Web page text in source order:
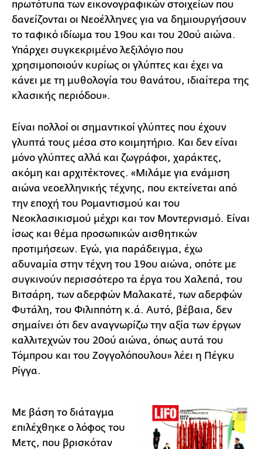
πρωτότυπα των εικονογραφικών στοιχείων που
δανείζονται οι Νεοέλληνες για να δημιουργήσουν
το ταφικό ιδίωμα του 19ου και του 20ού αιώνα.
Υπάρχει συγκεκριμένο λεξιλόγιο που
χρησιμοποιούν κυρίως οι γλύπτες και έχει να
κάνει με τη μυθολογία του θανάτου, ιδιαίτερα της
κλασικής περιόδου».
Είναι πολλοί οι σημαντικοί γλύπτες που έχουν
γλυπτά τους μέσα στο κοιμητήριο. Και δεν είναι
μόνο γλύπτες αλλά και ζωγράφοι, χαράκτες,
ακόμη και αρχιτέκτονες. «Μιλάμε για ενάμιση
αιώνα νεοελληνικής τέχνης, που εκτείνεται από
την εποχή του Ρομαντισμού και του
Νεοκλασικισμού μέχρι και τον Μοντερνισμό. Είναι
ίσως και θέμα προσωπικών αισθητικών
προτιμήσεων. Εγώ, για παράδειγμα, έχω
αδυναμία στην τέχνη του 19ου αιώνα, οπότε με
συγκινούν περισσότερο τα έργα του Χαλεπά, του
Βιτσάρη, των αδερφών Μαλακατέ, των αδερφών
Φυτάλη, του Φιλιππότη κ.ά. Αυτό, βέβαια, δεν
σημαίνει ότι δεν αναγνωρίζω την αξία των έργων
καλλιτεχνών του 20ού αιώνα, όπως αυτά του
Τόμπρου και του Ζογγολόπουλου» λέει η Πέγκυ
Ρίγγα.
Με βάση το διάταγμα
επιλέχθηκε ο λόφος του
Μετς, που βρισκόταν